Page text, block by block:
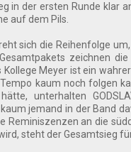
in der ersten Runde klar
auf dem Pils.
sich die Reihenfolge
zeichnen
Kollege Meyer ist ein
kaum noch folgen
unterhalten
kaum jemand in der Band
Reminiszenzen an die
steht der Gesamtsieg